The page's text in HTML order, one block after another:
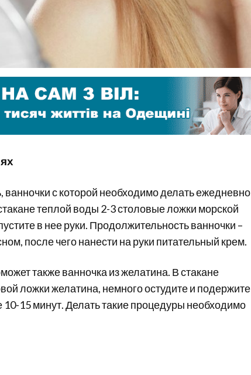
ванночки с которой необходимо делать ежедневно
теплой воды 2-3 столовые ложки морской
в нее руки. Продолжительность ванночки –
после чего нанести на руки питательный крем.
также ванночка из желатина. В стакане
ложки желатина, немного остудите и подержите
10-15 минут. Делать такие процедуры необходимо